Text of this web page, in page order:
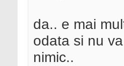
da.. e mai
odata si nu
nimic..